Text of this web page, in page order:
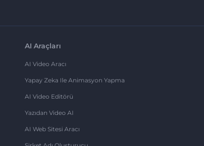
AI Araçları
AI Video Aracı
Yapay Zeka Ile Animasyon Yapma
AI Video Editörü
Yazıdan Video AI
AI Web Sitesi Aracı